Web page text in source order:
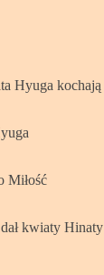
Hyuga kochają
Miłość
kwiaty Hinaty